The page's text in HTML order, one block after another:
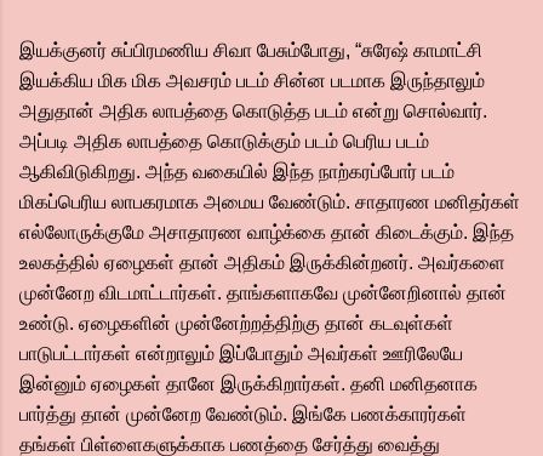
இயக்குனர் சுப்பிரமணிய சிவா பேசும்போது, “சுரேஷ் காமாட்சி
இயக்கிய மிக மிக அவசரம் படம் சின்ன படமாக இருந்தாலும்
அதுதான் அதிக லாபத்தை கொடுத்த படம் என்று சொல்வார்.
அப்படி அதிக லாபத்தை கொடுக்கும் படம் பெரிய படம்
ஆகிவிடுகிறது. அந்த வகையில் இந்த நாற்கரப்போர் படம்
மிகப்பெரிய லாபகரமாக அமைய வேண்டும். சாதாரண மனிதர்கள்
எல்லோருக்குமே அசாதாரண வாழ்க்கை தான் கிடைக்கும். இந்த
உலகத்தில் ஏழைகள் தான் அதிகம் இருக்கின்றனர். அவர்களை
முன்னேற விடமாட்டார்கள். தாங்களாகவே முன்னேறினால் தான்
உண்டு. ஏழைகளின் முன்னேற்றத்திற்கு தான் கடவுள்கள்
பாடுபட்டார்கள் என்றாலும் இப்போதும் அவர்கள் ஊரிலேயே
இன்னும் ஏழைகள் தானே இருக்கிறார்கள். தனி மனிதனாக
பார்த்து தான் முன்னேற வேண்டும். இங்கே பணக்காரர்கள்
தங்கள் பிள்ளைகளுக்காக பணத்தை சேர்த்து வைத்து